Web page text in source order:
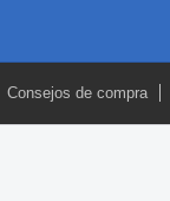
Consejos de compra